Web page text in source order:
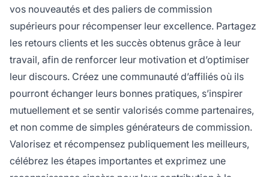
vos nouveautés et des paliers de commission
supérieurs pour récompenser leur excellence. Partagez
les retours clients et les succès obtenus grâce à leur
travail, afin de renforcer leur motivation et d’optimiser
leur discours. Créez une communauté d’affiliés où ils
pourront échanger leurs bonnes pratiques, s’inspirer
mutuellement et se sentir valorisés comme partenaires,
et non comme de simples générateurs de commission.
Valorisez et récompensez publiquement les meilleurs,
célébrez les étapes importantes et exprimez une